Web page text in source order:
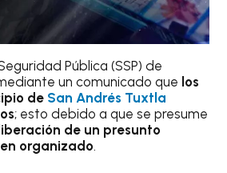
Pública (SSP) de
un comunicado que los
de San Andrés Tuxtla
; esto debido a que se presume
de un presunto
organizado.